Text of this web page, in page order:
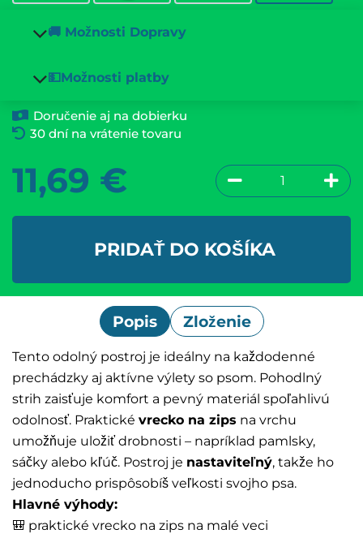
🚚 Možnosti Dopravy
💵Možnosti platby
Doručenie aj na dobierku
30 dní na vrátenie tovaru
11,69 €
PRIDAŤ DO KOŠÍKA
Popis Zloženie
Tento odolný postroj je ideálny na každodenné
prechádzky aj aktívne výlety so psom. Pohodlný
strih zaisťuje komfort a pevný materiál spoľahlivú
odolnosť. Praktické vrecko na zips na vrchu
umožňuje uložiť drobnosti – napríklad pamlsky,
sáčky alebo kľúč. Postroj je nastaviteľný, takže ho
jednoducho prispôsobíš veľkosti svojho psa.
Hlavné výhody:
🎒 praktické vrecko na zips na malé veci